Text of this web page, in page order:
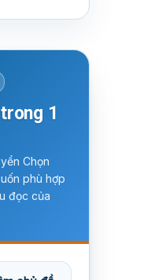
1
Chọn
phù hợp
đọc của